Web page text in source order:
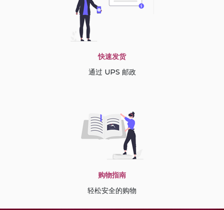
快速发货
通过 UPS 邮政
购物指南
轻松安全的购物